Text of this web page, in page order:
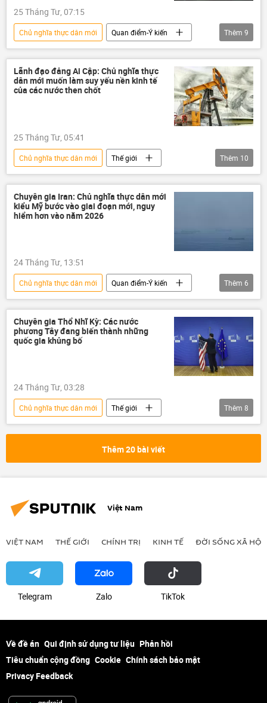
25 Tháng Tư, 07:15
Chủ nghĩa thực dân mới
Quan điểm-Ý kiến
chuyên gia
Thế giới
Chính trị
phương Tây
Hoa Kỳ
Google
Internet
Amazon Facebook
Thêm 9
Lãnh đạo đảng Ai Cập: Chủ nghĩa thực
dân mới muốn làm suy yếu nền kinh tế
của các nước then chốt
25 Tháng Tư, 05:41
Chủ nghĩa thực dân mới
Thế giới
Chính trị
Quan điểm-Ý kiến
chuyên gia
Liên Hợp Quốc
Thế chiến II
Nga
IMF
Thêm 10
Chuyên gia Iran: Chủ nghĩa thực dân mới
kiểu Mỹ bước vào giai đoạn mới, nguy
hiểm hơn vào năm 2026
24 Tháng Tư, 13:51
Chủ nghĩa thực dân mới
Quan điểm-Ý kiến
chuyên gia
Iran
Thế giới
Chính trị
Trung Đông Hoa Kỳ
Thêm 6
Chuyên gia Thổ Nhĩ Kỳ: Các nước
phương Tây đang biến thành những
quốc gia khủng bố
24 Tháng Tư, 03:28
Chủ nghĩa thực dân mới
Thế giới
Quan điểm-Ý kiến
chuyên gia
NATO
Thổ Nhĩ Kỳ phương Tây
Thêm 8
Thêm 20 bài viết
Việt Nam
VIỆT NAM THẾ GIỚI CHÍNH TRỊ KINH TẾ ĐỜI SỐNG XÃ HỘI
Telegram Zalo ТikТоk
Về đề án Qui định sử dụng tư liệu Phản hồi
Tiêu chuẩn cộng đồng Cookie Chính sách bảo mật
Privacy Feedback